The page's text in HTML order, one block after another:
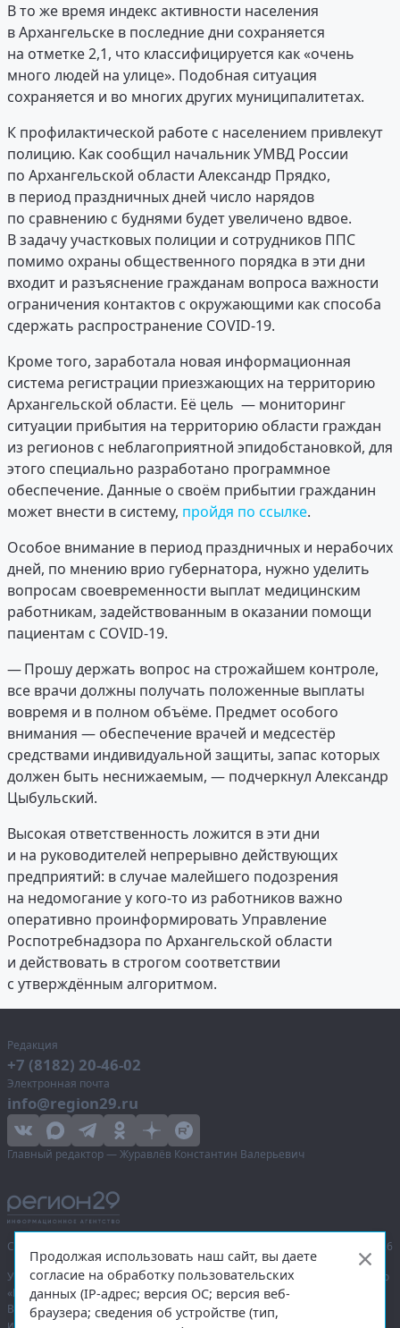
В то же время индекс активности населения
в Архангельске в последние дни сохраняется
на отметке 2,1, что классифицируется как «очень
много людей на улице». Подобная ситуация
сохраняется и во многих других муниципалитетах.
К профилактической работе с населением привлекут
полицию. Как сообщил начальник УМВД России
по Архангельской области Александр Прядко,
в период праздничных дней число нарядов
по сравнению с буднями будет увеличено вдвое.
В задачу участковых полиции и сотрудников ППС
помимо охраны общественного порядка в эти дни
входит и разъяснение гражданам вопроса важности
ограничения контактов с окружающими как способа
сдержать распространение COVID-19.
Кроме того, заработала новая информационная
система регистрации приезжающих на территорию
Архангельской области. Её цель — мониторинг
ситуации прибытия на территорию области граждан
из регионов с неблагоприятной эпидобстановкой, для
этого специально разработано программное
обеспечение. Данные о своём прибытии гражданин
может внести в систему, пройдя по ссылке.
Особое внимание в период праздничных и нерабочих
дней, по мнению врио губернатора, нужно уделить
вопросам своевременности выплат медицинским
работникам, задействованным в оказании помощи
пациентам с COVID-19.
— Прошу держать вопрос на строжайшем контроле,
все врачи должны получать положенные выплаты
вовремя и в полном объёме. Предмет особого
внимания — обеспечение врачей и медсестёр
средствами индивидуальной защиты, запас которых
должен быть неснижаемым, — подчеркнул Александр
Цыбульский.
Высокая ответственность ложится в эти дни
и на руководителей непрерывно действующих
предприятий: в случае малейшего подозрения
на недомогание у кого-то из работников важно
оперативно проинформировать Управление
Роспотребнадзора по Архангельской области
и действовать в строгом соответствии
с утверждённым алгоритмом.
Редакция
+7 (8182) 20-46-02
Электронная почта
info@region29.ru
Главный редактор — Журавлёв Константин Валерьевич
Сетевое издание «Информационное агентство Регион 29»,
© 2016–2026
Учредитель — общество с ограниченной ответственностью «Агентство
«Правда Севера».
Выписка из реестра зарегистрированных средств массовой
Продолжая использовать наш сайт, вы даете
согласие на обработку пользовательских
данных (IP-адрес; версия ОС; версия веб-
браузера; сведения об устройстве (тип,